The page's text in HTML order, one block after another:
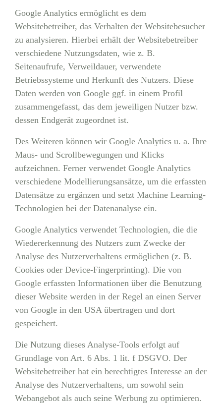
Google Analytics ermöglicht es dem
Websitebetreiber, das Verhalten der Websitebesucher
zu analysieren. Hierbei erhält der Websitebetreiber
verschiedene Nutzungsdaten, wie z. B.
Seitenaufrufe, Verweildauer, verwendete
Betriebssysteme und Herkunft des Nutzers. Diese
Daten werden von Google ggf. in einem Profil
zusammengefasst, das dem jeweiligen Nutzer bzw.
dessen Endgerät zugeordnet ist.
Des Weiteren können wir Google Analytics u. a. Ihre
Maus- und Scrollbewegungen und Klicks
aufzeichnen. Ferner verwendet Google Analytics
verschiedene Modellierungsansätze, um die erfassten
Datensätze zu ergänzen und setzt Machine Learning-
Technologien bei der Datenanalyse ein.
Google Analytics verwendet Technologien, die die
Wiedererkennung des Nutzers zum Zwecke der
Analyse des Nutzerverhaltens ermöglichen (z. B.
Cookies oder Device-Fingerprinting). Die von
Google erfassten Informationen über die Benutzung
dieser Website werden in der Regel an einen Server
von Google in den USA übertragen und dort
gespeichert.
Die Nutzung dieses Analyse-Tools erfolgt auf
Grundlage von Art. 6 Abs. 1 lit. f DSGVO. Der
Websitebetreiber hat ein berechtigtes Interesse an der
Analyse des Nutzerverhaltens, um sowohl sein
Webangebot als auch seine Werbung zu optimieren.